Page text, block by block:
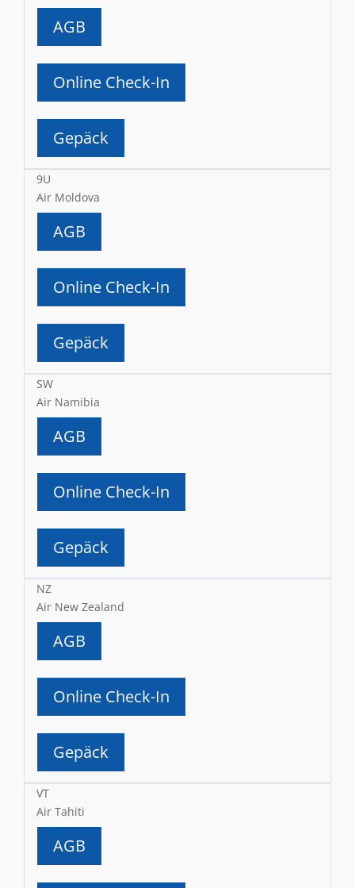
AGB
Online Check-In
Gepäck
9U
Air Moldova
AGB
Online Check-In
Gepäck
SW
Air Namibia
AGB
Online Check-In
Gepäck
NZ
Air New Zealand
AGB
Online Check-In
Gepäck
VT
Air Tahiti
AGB